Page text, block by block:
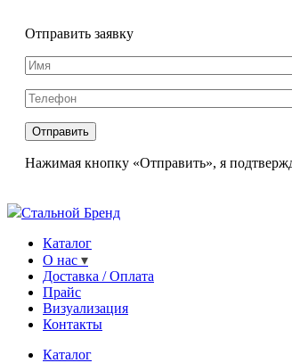
Отправить заявку
Нажимая кнопку «Отправить», я
Стальной Бренд
Каталог
О нас
Доставка / Оплата
Прайс
Визуализация
Контакты
Каталог